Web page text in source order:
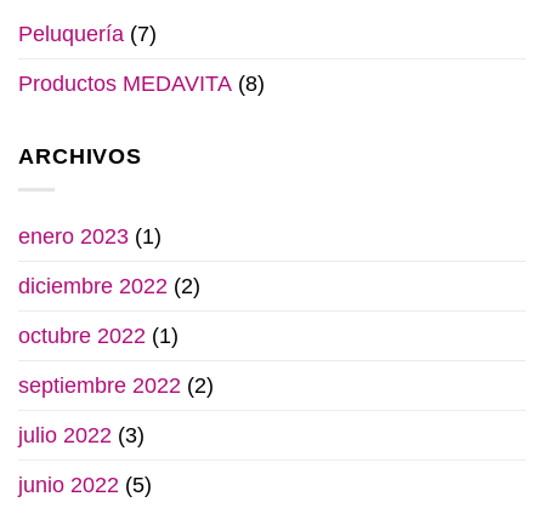
Peluquería (7)
Productos MEDAVITA (8)
ARCHIVOS
enero 2023 (1)
diciembre 2022 (2)
octubre 2022 (1)
septiembre 2022 (2)
julio 2022 (3)
junio 2022 (5)